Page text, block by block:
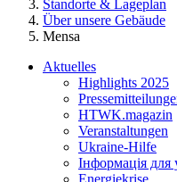
Standorte & Lageplan
Über unsere Gebäude
Mensa
Aktuelles
Highlights 2025
HTWK.magazin
Veranstaltungen
Ukraine-Hilfe
Інформація для